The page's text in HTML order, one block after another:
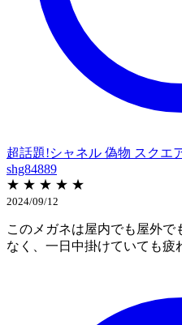
超話題!シャネル 偽物 スクエ
shg84889
★ ★ ★ ★ ★
2024/09/12
このメガネは屋内でも屋外
なく、一日中掛けていても疲